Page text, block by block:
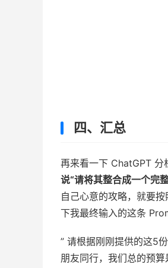
四、汇总
再来看一下 ChatGPT 分
说“请将其整合成一个完
自己心意的攻略，就要
下我最终输入的这条
” 请根据刚刚提供的这5
朋友同行，我们总的预